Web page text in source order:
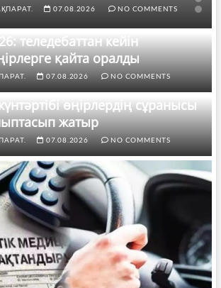
07.08.2026 NO COMMENTS
теледебаттан кейін
қайта оралды
07.08.2026 NO COMMENTS
өңірлердің сұранысы
жатыр
07.08.2026 NO COMMENTS